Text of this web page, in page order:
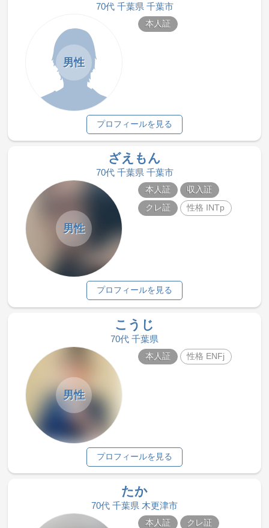
70代 千葉県 千葉市
男性
本人証
プロフィールを見る
ざえもん
70代 千葉県 千葉市
男性
本人証
収入証
クレ証
性格 INTp
プロフィールを見る
こうじ
70代 千葉県
男性
本人証 性格 ENFj
プロフィールを見る
たか
70代 千葉県 木更津市
本人証
クレ証